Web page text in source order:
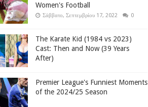
Women's Football
Σάββατο, Σεπτεμβρίου 17, 2022 0
The Karate Kid (1984 vs 2023)
Cast: Then and Now (39 Years
After)
Premier League's Funniest Moments
of the 2024/25 Season